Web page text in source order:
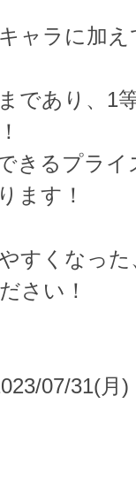
ャラに加
であり、1
きるプラ
ます！
すくなっ
さい！
07/31(月)